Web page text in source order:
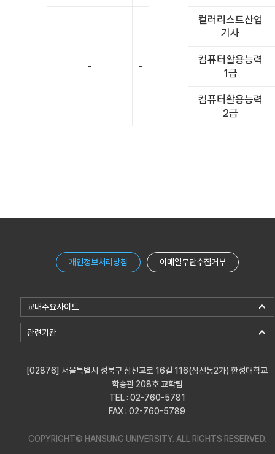
- -
컬러리스트산업
기사
컴퓨터활용능력
1급
컴퓨터활용능력
2급
개인정보처리방침 이메일무단수집거부
교내주요사이트
관련기관
[02876] 서울특별시 성북구 삼선교로 16길 116(삼선동2가) 한성대학교
학송관 208호 교학팀
TEL : 02-760-5781
FAX : 02-760-5789
COPYRIGHT© HANSUNG UNIVERSITY. ALL RIGHTS RESERVED.